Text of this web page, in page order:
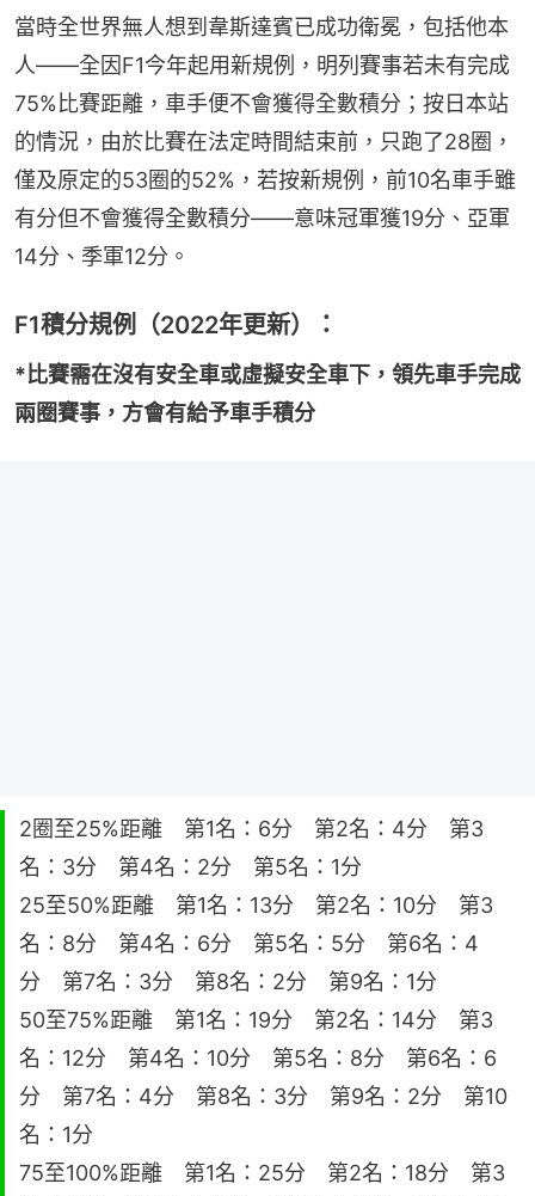
當時全世界無人想到韋斯達賓已成功衛冕，包括他本
人——全因F1今年起用新規例，明列賽事若未有完成
75%比賽距離，車手便不會獲得全數積分；按日本站
的情況，由於比賽在法定時間結束前，只跑了28圈，
僅及原定的53圈的52%，若按新規例，前10名車手雖
有分但不會獲得全數積分——意味冠軍獲19分、亞軍
14分、季軍12分。
F1積分規例（2022年更新）：
*比賽需在沒有安全車或虛擬安全車下，領先車手完成
兩圈賽事，方會有給予車手積分
2圈至25%距離 第1名：6分 第2名：4分 第3
名：3分 第4名：2分 第5名：1分
25至50%距離 第1名：13分 第2名：10分 第3
名：8分 第4名：6分 第5名：5分 第6名：4
分 第7名：3分 第8名：2分 第9名：1分
50至75%距離 第1名：19分 第2名：14分 第3
名：12分 第4名：10分 第5名：8分 第6名：6
分 第7名：4分 第8名：3分 第9名：2分 第10
名：1分
75至100%距離 第1名：25分 第2名：18分 第3